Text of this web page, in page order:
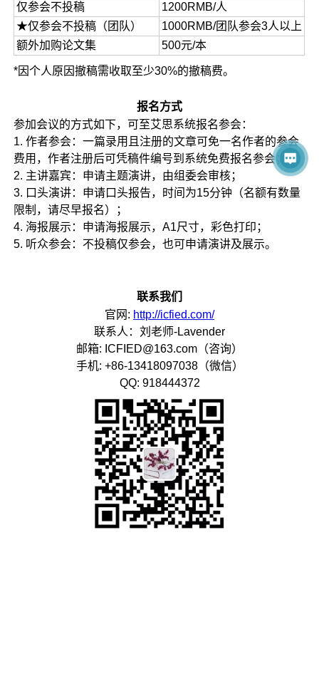
仅参会不投稿
1200RMB/人
★仅参会不投稿（团队）
1000RMB/团队参会3人以上
额外加购论文集
500元/本
*因个人原因撤稿需收取至少30%的撤稿费。
报名方式
参加会议的方式如下，可至艾思系统报名参会：
1. 作者参会：一篇录用且注册的文章可免一名作者的参会
费用，作者注册后可凭稿件编号到系统免费报名参会；
2. 主讲嘉宾：申请主题演讲，由组委会审核；
3. 口头演讲：申请口头报告，时间为15分钟（名额有数量
限制，请尽早报名）；
4. 海报展示：申请海报展示，A1尺寸，彩色打印；
5. 听众参会：不投稿仅参会，也可申请演讲及展示。
联系我们
官网: http://icfied.com/
联系人：刘老师-Lavender
邮箱: ICFIED@163.com（咨询）
手机: +86-13418097038（微信）
QQ: 918444372